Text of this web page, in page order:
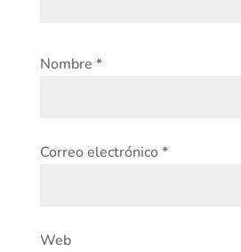
Nombre *
Correo electrónico*
Web